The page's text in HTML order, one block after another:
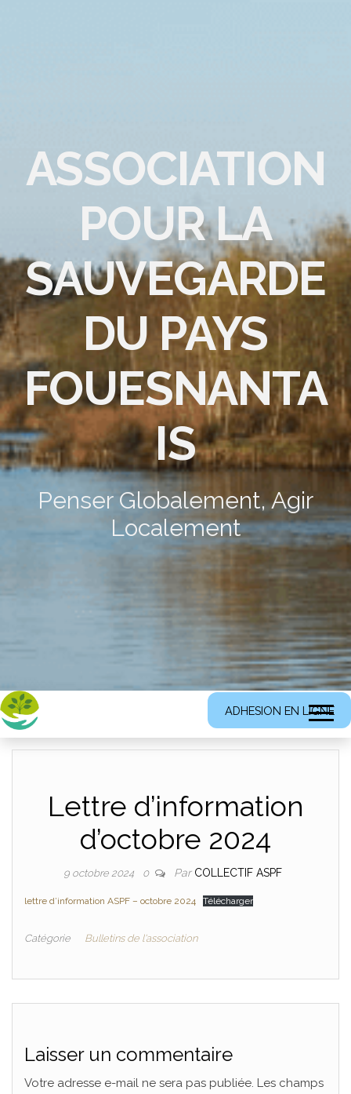
ASSOCIATION
POUR LA
SAUVEGARDE
DU PAYS
FOUESNANTA
IS
Penser Globalement, Agir
Localement
ADHESION EN LIGNE
Lettre d’information
d’octobre 2024
9 octobre 2024 0 Par COLLECTIF ASPF
lettre d’information ASPF – octobre 2024 Télécharger
Catégorie Bulletins de l'association
Laisser un commentaire
Votre adresse e-mail ne sera pas publiée. Les champs